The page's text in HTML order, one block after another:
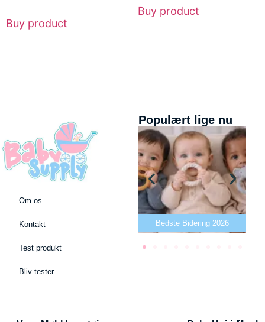
Buy product
Buy product
Om os
Kontakt
Test produkt
Bliv tester
Populært lige nu
Bedste puslepude 2026 Bedste Bidering 2026